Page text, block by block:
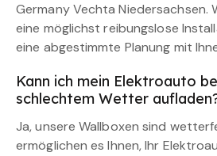
Germany Vechta Niedersachsen.
eine möglichst reibungslose
eine abgestimmte Planung mit
Kann ich mein Elektroauto
schlechtem Wetter
Ja, unsere Wallboxen sind
ermöglichen es Ihnen, Ihr